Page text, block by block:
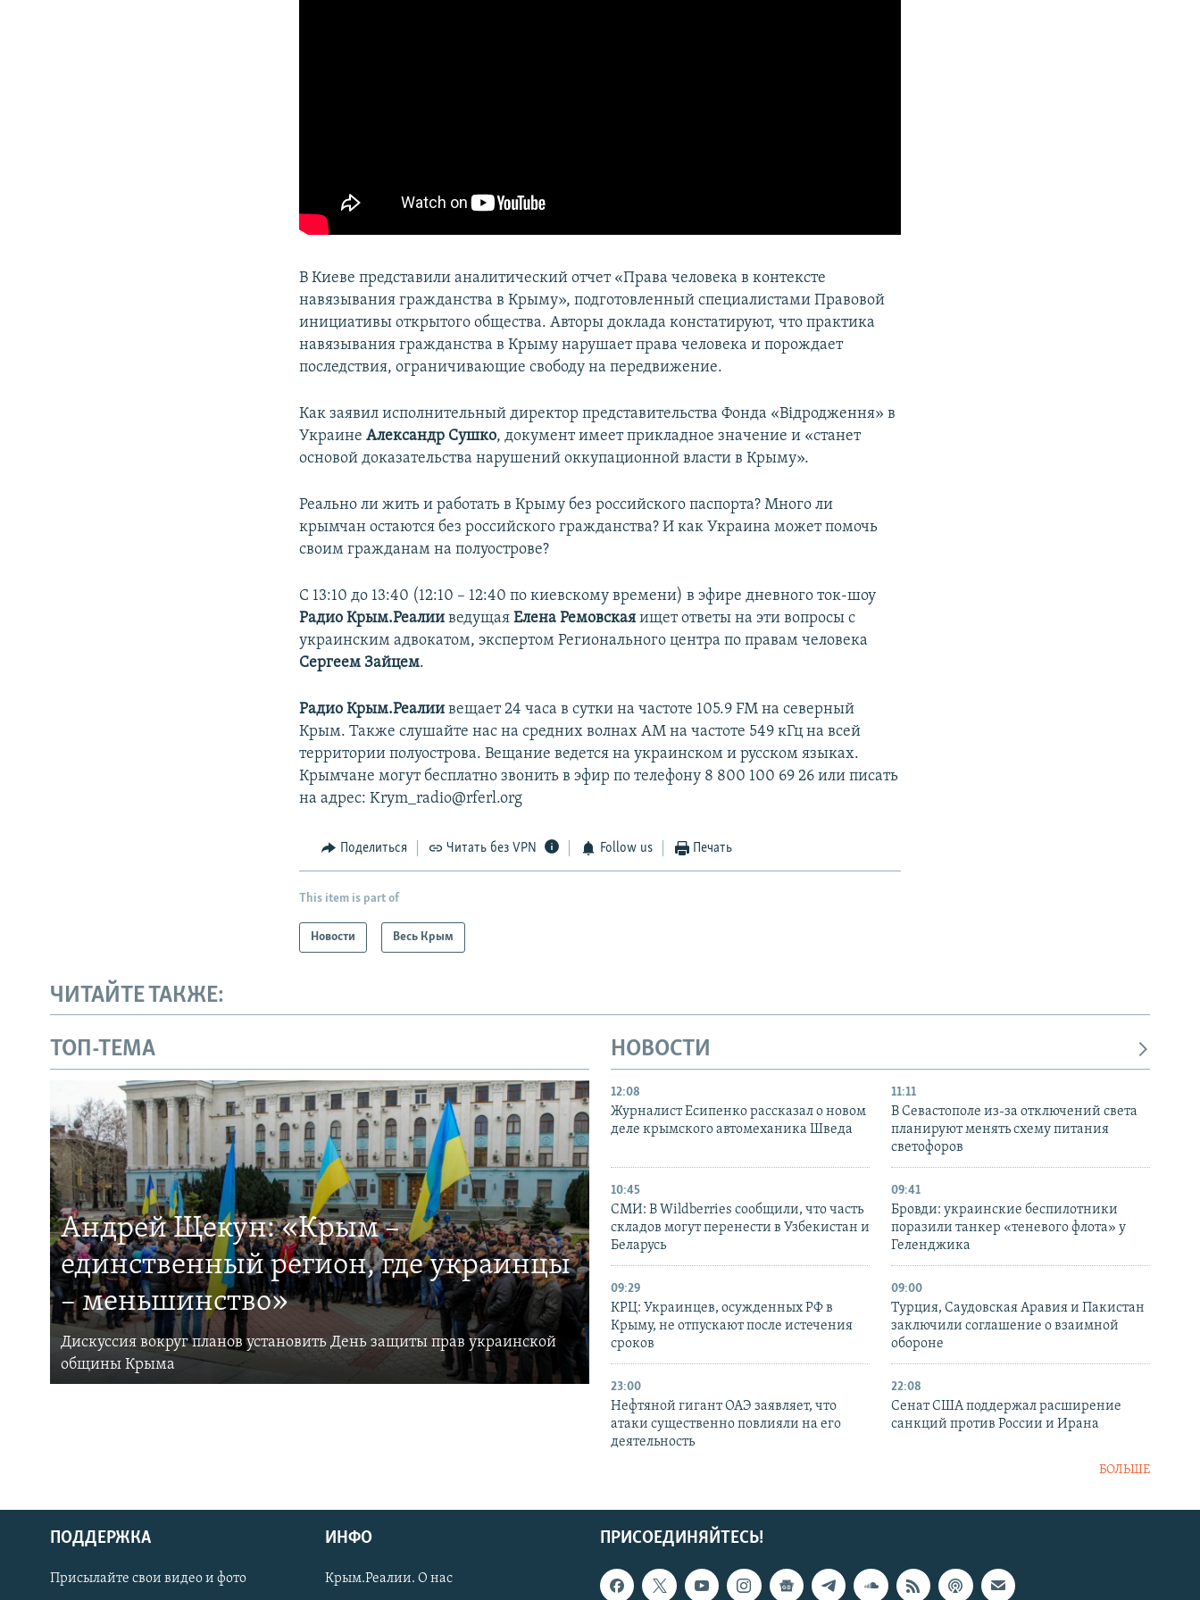
Українською
В Киеве представили аналитический отчет «Права человека в контексте
навязывания гражданства в Крыму», подготовленный специалистами Правовой
инициативы открытого общества. Авторы доклада констатируют, что практика
навязывания гражданства в Крыму нарушает права человека и порождает
последствия, ограничивающие свободу на передвижение.
Как заявил исполнительный директор представительства Фонда «Відродження» в
УкраинеАлександр Сушко, документ имеет прикладное значение и «станет
основой доказательства нарушений оккупационной власти в Крыму».
Реально ли жить и работать в Крыму без российского паспорта? Много ли
крымчан остаются без российского гражданства? И как Украина может помочь
своим гражданам на полуострове?
С 13:10 до 13:40 (12:10 – 12:40 по киевскому времени) в эфире дневного ток-шоу
Радио Крым.Реалии ведущаяЕлена Ремовская ищет ответы на эти вопросы с
украинским адвокатом, экспертом Регионального центра по правам человека
Сергеем Зайцем.
Радио Крым.Реалии вещает 24 часа в сутки на частоте 105.9 FM на северный
Крым. Также слушайте нас на средних волнах АМ на частоте 549 кГц на всей
территории полуострова. Вещание ведется на украинском и русском языках.
Крымчане могут бесплатно звонить в эфир по телефону 8 800 100 69 26 или писать
на адрес: Krym_radio@rferl.org
Поделиться Читать без VPN Follow us Печать
This item is part of
Новости Весь Крым
ЧИТАЙТЕ ТАКЖЕ:
ТОП-ТЕМА
Андрей Щекун: «Крым –
единственный регион, где украинцы
– меньшинство»
Дискуссия вокруг планов установить День защиты прав украинской
общины Крыма
НОВОСТИ
12:08
Журналист Есипенко рассказал о новом
деле крымского автомеханика Шведа
11:11
В Севастополе из-за отключений света
планируют менять схему питания
светофоров
10:45
СМИ: В Wildberries сообщили, что часть
складов могут перенести в Узбекистан и
Беларусь
09:41
Бровди: украинские беспилотники
поразили танкер «теневого флота» у
Геленджика
09:29
КРЦ: Украинцев, осужденных РФ в
Крыму, не отпускают после истечения
сроков
09:00
Турция, Саудовская Аравия и Пакистан
заключили соглашение о взаимной
обороне
23:00
Нефтяной гигант ОАЭ заявляет, что
атаки существенно повлияли на его
деятельность
22:08
Сенат США поддержал расширение
санкций против России и Ирана
БОЛЬШЕ
ПРИСОЕДИНЯЙТЕСЬ!
ПОДДЕРЖКА
Присылайте свои видео и фото
ИНФО
Крым.Реалии. О нас